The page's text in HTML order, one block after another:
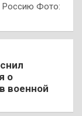
Россию Фото:
о
военной